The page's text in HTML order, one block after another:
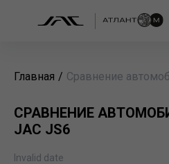
Главная / Сравнение
СРАВНЕНИЕ
JAC JS6
Invalid date